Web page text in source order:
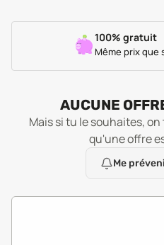
100% gratuit
Même prix que
AUCUNE
Mais si tu le souhaites,
qu'une offre
Me